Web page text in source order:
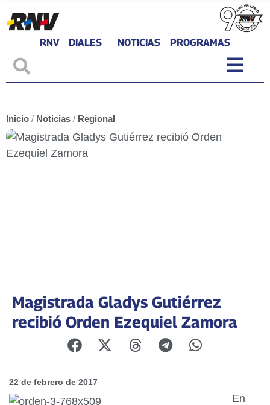
RNV DIALES NOTICIAS PROGRAMAS
Inicio / Noticias / Regional
Magistrada Gladys Gutiérrez
recibió Orden Ezequiel Zamora
22 de febrero de 2017
En